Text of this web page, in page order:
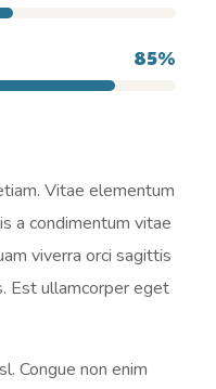
85%
Vitae elementum
a condimentum vitae
viverra orci sagittis
Est ullamcorper eget
Congue non enim